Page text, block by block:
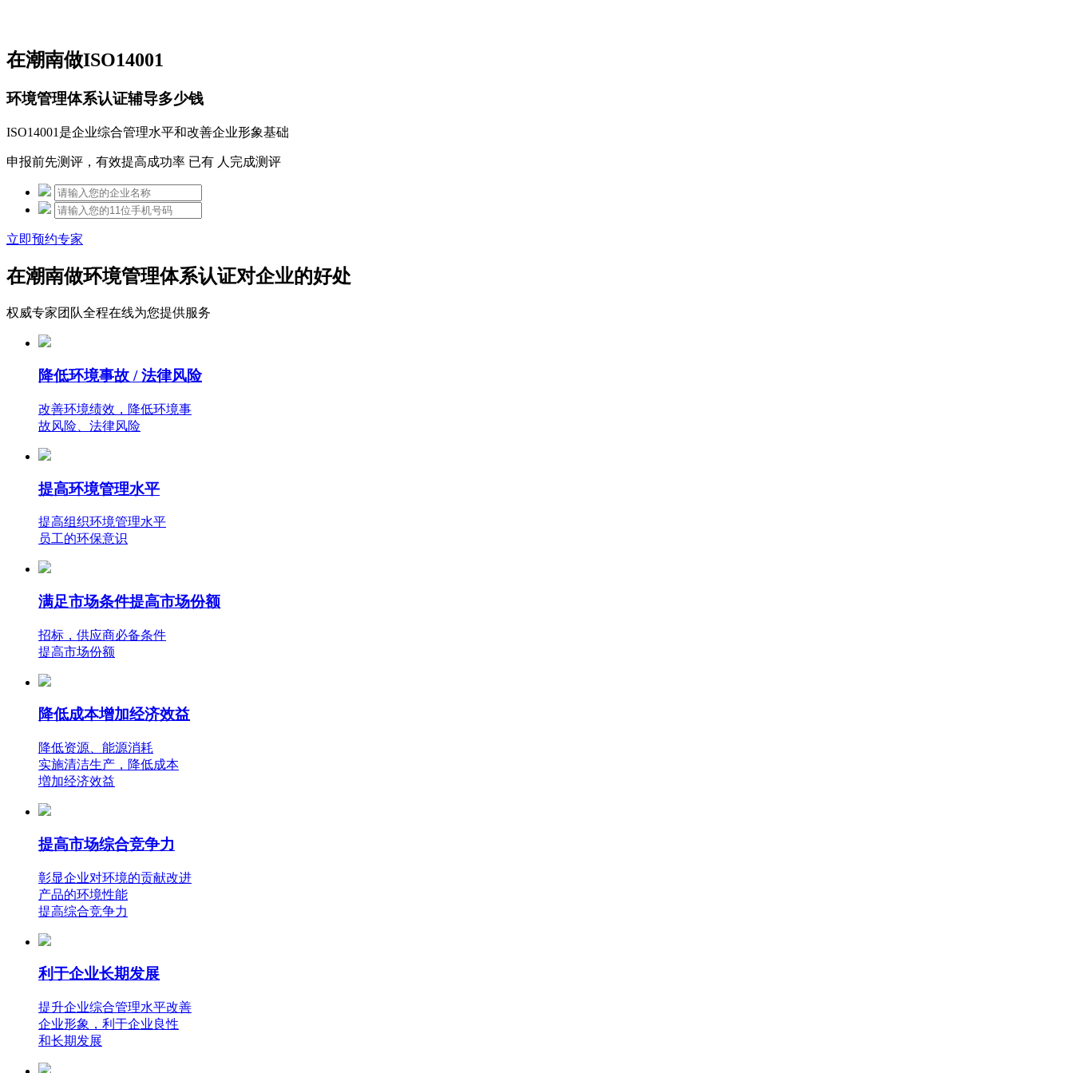
在潮南做ISO14001
环境管理体系认证辅导多少钱
ISO14001是企业综合管理水平和改善企业形象基础
申报前先测评，有效提高成功率 已有 人完成测评
立即预约专家
在潮南做环境管理体系认证对企业的好处
权威专家团队全程在线为您提供服务
降低环境事故 / 法律风险
改善环境绩效，降低环境事
故风险、法律风险
提高环境管理水平
提高组织环境管理水平
员工的环保意识
满足市场条件提高市场份额
招标，供应商必备条件
提高市场份额
降低成本增加经济效益
降低资源、能源消耗
实施清洁生产，降低成本
増加经济效益
提高市场综合竞争力
彰显企业对环境的贡献改进
产品的环境性能
提高综合竞争力
利于企业长期发展
提升企业综合管理水平改善
企业形象，利于企业良性
和长期发展